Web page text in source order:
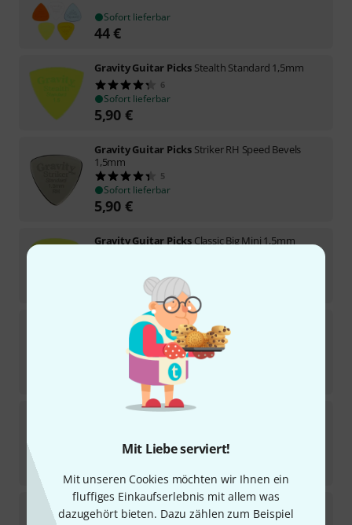
Mit Liebe serviert!
Mit unseren Cookies möchten wir Ihnen ein
fluffiges Einkaufserlebnis mit allem was
dazugehört bieten. Dazu zählen zum Beispiel
Sofort lieferbar
44€
Gravity Guitar Picks Stealth Standard 1,5mm
6
Sofort lieferbar
5,90 €
Gravity Guitar Picks Striker RH Speed Bevels
1,5mm
5
Sofort lieferbar
5,90 €
Gravity Guitar Picks Classic Big Mini 1,5mm
Gravity Guitar Picks Striker RH Speed Bevels
2
Sofort lieferbar
€
Gravity Guitar PicksStriker RH Speed Bevels
Sofort lieferbar
Gravity Guitar PicksClassic Standard 2,0mm
6